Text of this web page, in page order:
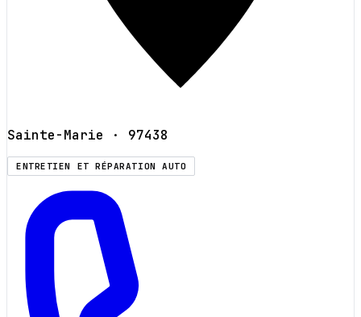
Sainte-Marie · 97438
ENTRETIEN ET RÉPARATION AUTO